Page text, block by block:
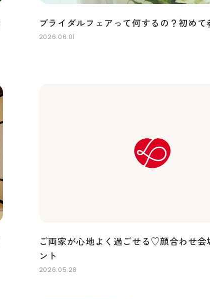
ブライダルフェアって何するの？初めて
2026.06.01
ご両家が心地よく過ごせる♡顔合わせ会
ント
2026.05.28